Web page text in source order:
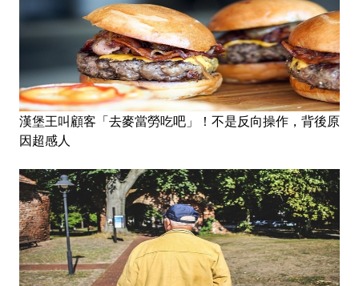
漢堡王叫顧客「去麥當勞吃吧」！不是反向操作，背後原
因超感人